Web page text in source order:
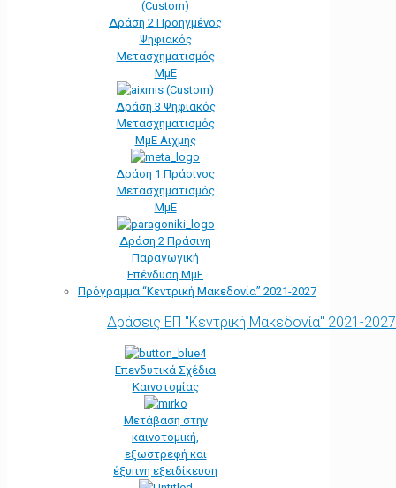
Δράση 2 Προηγμένος
Ψηφιακός
Μετασχηματισμός
ΜμΕ
Δράση 3 Ψηφιακός
Μετασχηματισμός
ΜμΕ Αιχμής
Δράση 1 Πράσινος
Μετασχηματισμός
ΜμΕ
Δράση 2 Πράσινη
Παραγωγική
Επένδυση ΜμΕ
Πρόγραμμα “Κεντρική Μακεδονία” 2021-2027
Δράσεις ΕΠ "Κεντρική Μακεδονία" 2021-2027
Επενδυτικά Σχέδια
Καινοτομίας
Μετάβαση στην
καινοτομική,
εξωστρεφή και
έξυπνη εξειδίκευση